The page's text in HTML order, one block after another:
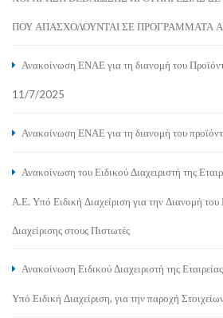
ΠΟΥ ΑΠΑΣΧΟΛΟΥΝΤΑΙ ΣΕ ΠΡΟΓΡΑΜΜΑΤΑ
Ανακοίνωση ΕΝΑΕ για τη διανομή του
11/7/2025
Ανακοίνωση ΕΝΑΕ για τη διανομή του
Ανακοίνωση του Ειδικού Διαχειριστή της
Α.Ε. Υπό Ειδική Διαχείριση για την Διανομή του
Διαχείρισης στους Πιστωτές
Ανακοίνωση Ειδικού Διαχειριστή της
Υπό Ειδική Διαχείριση, για την παροχή